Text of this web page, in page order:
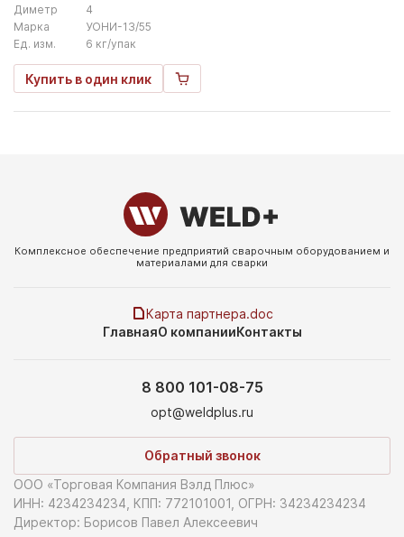
Диметр
4
Марка
УОНИ-13/55
Ед. изм.
6 кг/упак
Купить в один клик
Комплексное обеспечение предприятий сварочным оборудованием и
материалами для сварки
Карта партнера.doc
ГлавнаяО компанииКонтакты
ООО «Торговая Компания Вэлд Плюс»
ИНН: 4234234234, КПП: 772101001, ОГРН: 34234234234
Директор: Борисов Павел Алексеевич
8 800 101-08-75
opt@weldplus.ru
Обратный звонок